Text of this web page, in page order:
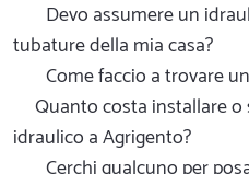
Devo assumere un
tubature della mia casa?
Come faccio a trovare
Quanto costa installare
idraulico a Agrigento?